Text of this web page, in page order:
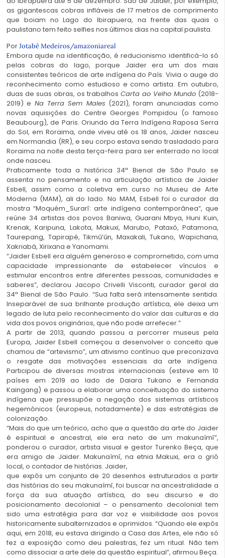
as gigantescas cobras infláveis de 17 metros de comprimento
que boiam no Lago do Ibirapuera, na frente das quais o
paulistano tem feito selfies nos últimos dias na capital paulista.
PorJotabê Medeiros/amazoniareal
Embora ajude na identificação, é reducionismo identificá-lo só
pelas cobras do lago, porque Jaider era um dos mais
consistentes teóricos de arte indígena do País. Vivia o auge do
reconhecimento como estudioso e como artista. Em outubro,
duas de suas obras, os trabalhos Carta ao Velho Mundo (2018-
2019) e Na Terra Sem Males (2021), foram anunciadas como
novas aquisições do Centre Georges Pompidou (o famoso
Beaubourg), de Paris. Oriundo da Terra Indígena Raposa Serra
do Sol, em Roraima, onde viveu até os 18 anos, Jaider nasceu
em Normandia (RR), e seu corpo estava sendo trasladado para
Roraima na noite desta terça-feira para ser enterrado no local
onde nasceu.
Praticamente toda a histórica 34ª Bienal de São Paulo se
assenta no pensamento e na articulação artística de Jaider
Esbell, assim como a coletiva em curso no Museu de Arte
Moderna (MAM), ali do lado. No MAM, Esbell foi o curador da
mostra “Moquém_Surarî: arte indígena contemporânea”, que
reúne 34 artistas dos povos Baniwa, Guarani Mbya, Huni Kuin,
Krenak, Karipuna, Lakota, Makuxi, Marubo, Pataxó, Patamona,
Taurepang, Tapirapé, Tikmũ’ũn, Maxakali, Tukano, Wapichana,
Xakriabá, Xirixana e Yanomami.
“Jaider Esbell era alguém generoso e comprometido, com uma
capacidade impressionante de estabelecer vínculos e
estimular encontros entre diferentes pessoas, comunidades e
saberes”, declarou Jacopo Crivelli Visconti, curador geral da
34ª Bienal de São Paulo. “Sua falta será intensamente sentida.
Inseparável de sua brilhante produção artística, ele deixa um
legado de luta pelo reconhecimento do valor das culturas e da
vida dos povos originários, que não pode arrefecer.”
A partir de 2013, quando passou a percorrer museus pela
Europa, Jaider Esbell começou a desenvolver o conceito que
chamou de “artevismo”, um ativismo contínuo que preconizava
o resgate das motivações essenciais da arte indígena.
Participou de diversas mostras internacionais (esteve em 10
países em 2019 ao lado de Daiara Tukano e Fernanda
Kaingang) e passou a elaborar uma conceituação do sistema
indígena que pressupõe a negação dos sistemas artísticos
hegemônicos (europeus, notadamente) e das estratégias de
colonização.
“Mais do que um teórico, acho que a questão da arte do Jaider
é espiritual e ancestral, ele era neto de um makunaímî”,
ponderou o curador, artista visual e gestor Turenko Beça, que
era amigo de Jaider. Makunaímî, na etnia Makuxi, era o griô
local, o contador de histórias. Jaider,
que expôs um conjunto de 20 desenhos estruturados a partir
das histórias do seu makunaímî, foi buscar na ancestralidade a
força da sua atuação artística, do seu discurso e do
posicionamento decolonial – o pensamento decolonial tem
sido uma estratégia para dar voz e visibilidade aos povos
historicamente subalternizados e oprimidos. “Quando ele expôs
aqui, em 2018, eu estava dirigindo a Casa das Artes, ele não só
fez a exposição como deu palestras, fez um ritual. Não tem
como dissociar a arte dele da questão espiritual”, afirmou Beça.